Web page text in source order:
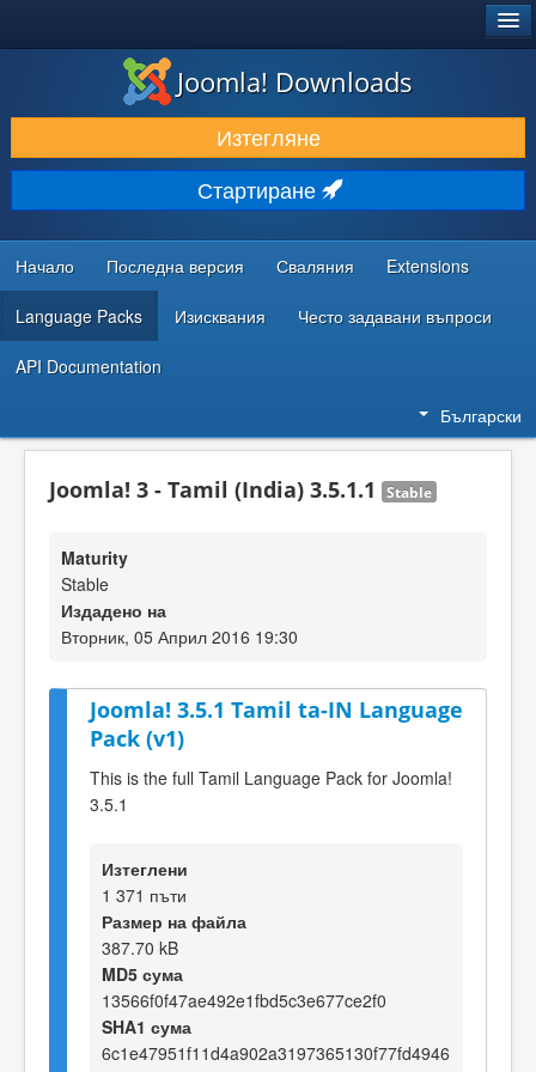
ИЗТЕГЛЯНЕ & РАЗШИРЯВАНЕ
ОТКРИВАЙТЕ & УЧЕТЕ
ОБЩНОСТ & ПОДДРЪЖКА
РЕСУРСИ ЗА РАЗРАБОТКА
Joomla! Downloads
Изтегляне
Стартиране
Начало Последна версия Сваляния Extensions
Language Packs Изисквания Често задавани въпроси
API Documentation
Български
Joomla! 3 - Tamil (India) 3.5.1.1 Stable
Maturity
Stable
Издадено на
Вторник, 05 Април 2016 19:30
Joomla! 3.5.1 Tamil ta-IN Language
Pack (v1)
This is the full Tamil Language Pack for Joomla!
3.5.1
Изтеглени
1 371 пъти
Размер на файла
387.70 kB
MD5 сума
13566f0f47ae492e1fbd5c3e677ce2f0
SHA1 сума
6c1e47951f11d4a902a3197365130f77fd4946